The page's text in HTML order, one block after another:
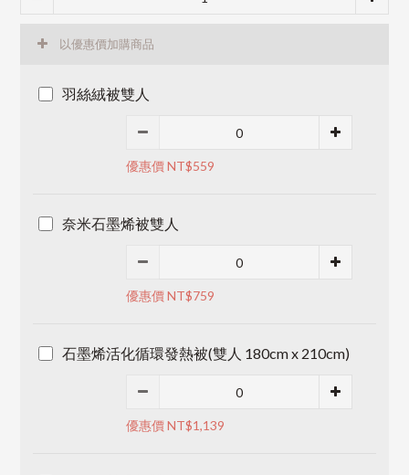
以優惠價加購商品
羽絲絨被雙人
優惠價 NT$559
奈米石墨烯被雙人
優惠價 NT$759
石墨烯活化循環發熱被(雙人 180cm x 210cm)
優惠價 NT$1,139